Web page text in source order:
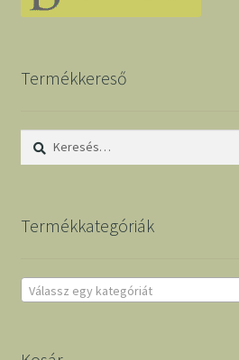
Termékkereső
Keresés:
Termékkategóriák
Válassz egy kategóriát